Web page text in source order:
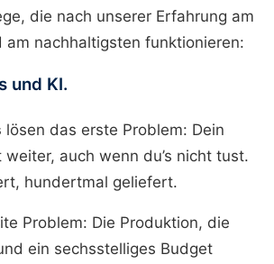
die nach unserer Erfahrung am
am nachhaltigsten funktionieren:
und KI.
lösen das erste Problem: Dein
auch wenn du’s nicht tust.
hundertmal geliefert.
Problem: Die Produktion, die
ein sechsstelliges Budget